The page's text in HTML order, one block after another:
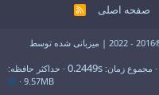
صفحه اصلی
R
©تمامی حقوق برای ایران وب ادمین محفوظ است ®2016 - 2022 | میزبانی شده توسط
مجموع زمان 0.2449s
حداکثر حافظه
9.57MB